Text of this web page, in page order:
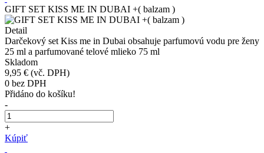
GIFT SET KISS ME IN DUBAI +( balzam )
Detail
Darčekový set Kiss me in Dubai obsahuje parfumovú vodu pre ženy
25 ml a parfumované telové mlieko 75 ml
Skladom
9,95 € (vč. DPH)
0 bez DPH
Přidáno do košíku!
-
+
Kúpiť